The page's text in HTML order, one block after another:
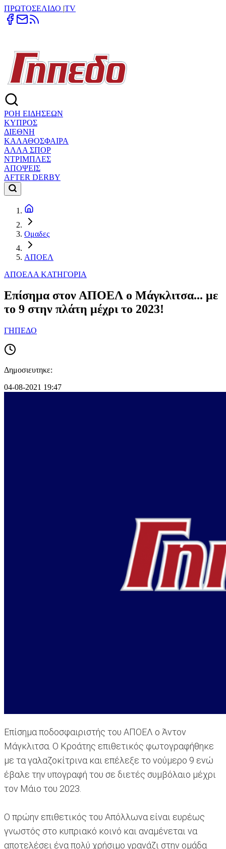
ΠΡΩΤΟΣΕΛΙΔΟ |TV
ΡΟΗ ΕΙΔΗΣΕΩΝ
ΚΥΠΡΟΣ
ΔΙΕΘΝΗ
ΚΑΛΑΘΟΣΦΑΙΡΑ
ΑΛΛΑ ΣΠΟΡ
ΝΤΡΙΜΠΛΕΣ
ΑΠΟΨΕΙΣ
AFTER DERBY
Ομαδες
ΑΠΟΕΛ
ΑΠΟΕΛΑ ΚΑΤΗΓΟΡΙΑ
Επίσημα στον ΑΠΟΕΛ ο Μάγκλιτσα... με
το 9 στην πλάτη μέχρι το 2023!
ΓΗΠΕΔΟ
Δημοσιευτηκε:
04-08-2021 19:47
Επίσημα ποδοσφαιριστής του ΑΠΟΕΛ ο Άντον
Μάγκλιτσα. Ο Κροάτης επιθετικός φωτογραφήθηκε
με τα γαλαζοκίτρινα και επέλεξε το νούμερο 9 ενώ
έβαλε την υπογραφή του σε διετές συμβόλαιο μέχρι
τον Μάιο του 2023.
Ο πρώην επιθετικός του Απόλλωνα είναι ευρέως
γνωστός στο κυπριακό κοινό και αναμένεται να
αποτελέσει ένα πολύ χρήσιμο γρανάζι στην ομάδα